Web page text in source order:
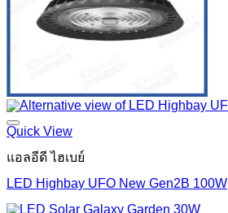
Quick View
แอลอีดี ไฮเบย์
LED Highbay UFO New Gen2B 100W